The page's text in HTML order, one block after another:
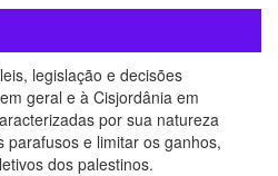
legislação e decisões
geral e à Cisjordânia em
por sua natureza
parafusos e limitar os ganhos,
dos palestinos.